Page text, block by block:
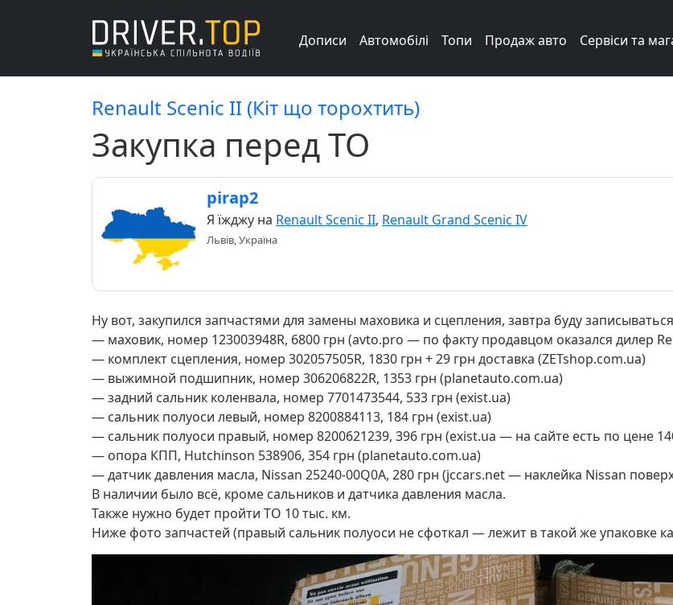
Дописи Автомобілі Топи Продаж авто Сервіси та
Renault Scenic II (Кіт що торохтить)
Закупка перед ТО
pirap2
Я їжджу на Renault Scenic II, Renault Grand Scenic IV
Львів, Україна
Ну вот, закупился запчастями для замены маховика и сцепления, завтра буду
— маховик, номер 123003948R, 6800 грн (avto.pro — по факту продавцом оказался дилер
— комплект сцепления, номер 302057505R, 1830 грн + 29 грн доставка (ZETshop.com.ua)
— выжимной подшипник, номер 306206822R, 1353 грн (planetauto.com.ua)
— задний сальник коленвала, номер 7701473544, 533 грн (exist.ua)
— сальник полуоси левый, номер 8200884113, 184 грн (exist.ua)
— сальник полуоси правый, номер 8200621239, 396 грн (exist.ua — на сайте есть по цене
— опора КПП, Hutchinson 538906, 354 грн (planetauto.com.ua)
— датчик давления масла, Nissan 25240-00Q0A, 280 грн (jccars.net — наклейка Nissan
В наличии было всё, кроме сальников и датчика давления масла.
Также нужно будет пройти ТО 10 тыс. км.
Ниже фото запчастей (правый сальник полуоси не сфоткал — лежит в такой же упаковке